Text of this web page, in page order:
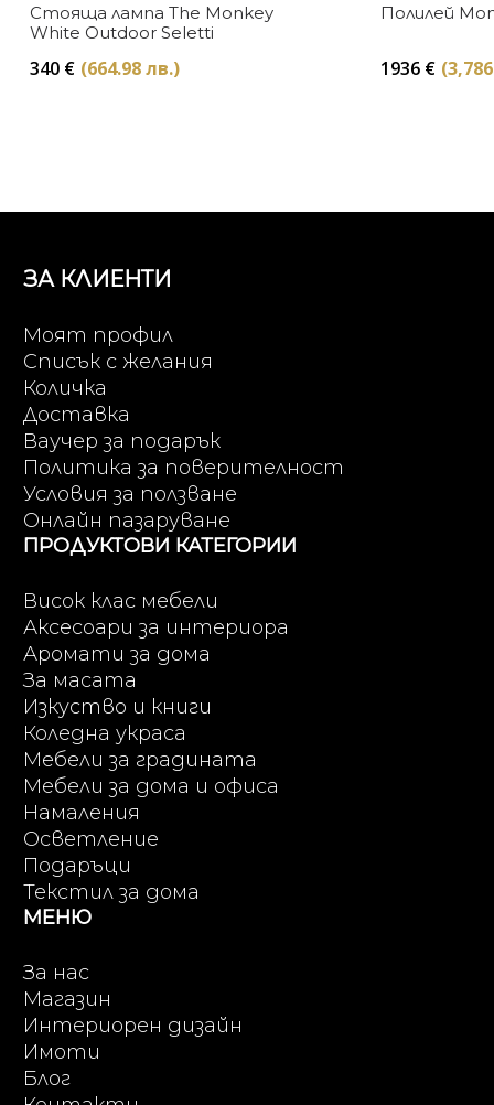
Стояща лампа The Monkey
White Outdoor Seletti
340 € (664.98 лв.)
Полилей
1936 €
ЗА КЛИЕНТИ
Моят профил
Списък с желания
Количка
Доставка
Ваучер за подарък
Политика за поверителност
Условия за ползване
Онлайн пазаруване
ПРОДУКТОВИ КАТЕГОРИИ
Висок клас мебели
Аксесоари за интериора
Аромати за дома
За масата
Изкуство и книги
Коледна украса
Мебели за градината
Мебели за дома и офиса
Намаления
Осветление
Подаръци
Текстил за дома
МЕНЮ
За нас
Магазин
Интериорен дизайн
Имоти
Блог